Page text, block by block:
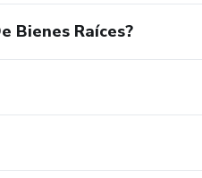
Bienes Raíces?